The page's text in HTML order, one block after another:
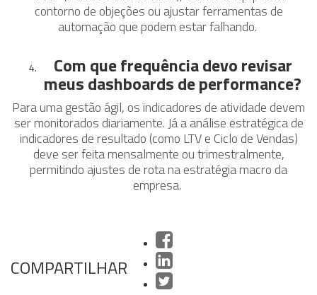
contorno de objeções ou ajustar ferramentas de
automação que podem estar falhando.
Com que frequência devo revisar
meus dashboards de performance?
Para uma gestão ágil, os indicadores de atividade devem
ser monitorados diariamente. Já a análise estratégica de
indicadores de resultado (como LTV e Ciclo de Vendas)
deve ser feita mensalmente ou trimestralmente,
permitindo ajustes de rota na estratégia macro da
empresa.
COMPARTILHAR